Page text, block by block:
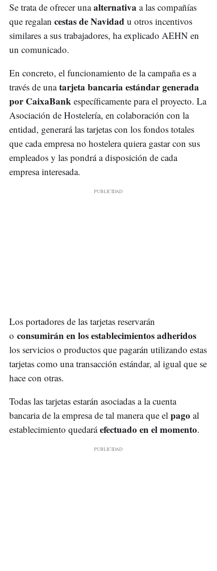
Se trata de ofrecer unaalternativa a las compañías
que regalan cestas de Navidad u otros incentivos
similares a sus trabajadores, ha explicado AEHN en
un comunicado.
En concreto, el funcionamiento de la campaña es a
través de unatarjeta bancaria estándar generada
por CaixaBank específicamente para el proyecto. La
Asociación de Hostelería, en colaboración con la
entidad, generará las tarjetas con los fondos totales
que cada empresa no hostelera quiera gastar con sus
empleados y las pondrá a disposición de cada
empresa interesada.
Los portadores de las tarjetas reservarán
o consumirán en los establecimientos adheridos
los servicios o productos que pagarán utilizando estas
tarjetas como una transacción estándar, al igual que se
hace con otras.
Todas las tarjetas estarán asociadas a la cuenta
bancaria de la empresa de tal manera que el pago al
establecimiento quedaráefectuado en el momento.